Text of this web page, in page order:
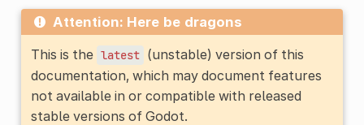
Attention: Here be dragons
This is the latest (unstable) version of this
documentation, which may document features
not available in or compatible with released
stable versions of Godot.